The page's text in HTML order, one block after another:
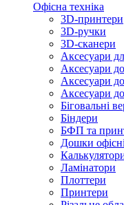
Офісна техніка
3D-принтери
3D-ручки
3D-сканери
Аксесуари
Аксесуари
Аксесуари
Аксесуари
Біговальні
Біндери
БФП та
Дошки
Ламінатори
Плоттери
Принтери